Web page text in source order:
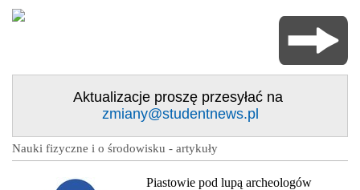
Aktualizacje proszę przesyłać na
zmiany@studentnews.pl
Nauki fizyczne i o środowisku - artykuły
Piastowie pod lupą archeologów